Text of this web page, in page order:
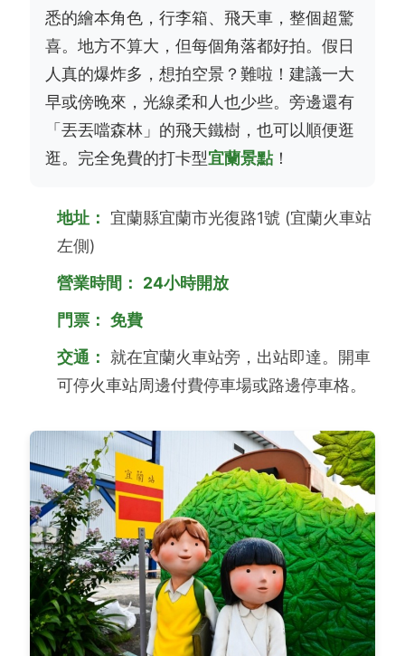
悉的繪本角色，行李箱、飛天車 ，整個超驚
喜。地方不算大，但每個角落都好拍。假日
人真的爆炸多，想拍空景？難啦！建議一大
早或傍晚來，光線柔和人也少些。旁邊還有
「丟丟噹森林」的飛天鐵樹，也可以順便逛
逛。完全免費的打卡型宜蘭景點 ！
地址：
宜蘭縣宜蘭市光復路1號 (宜蘭火車站
左側)
營業時間：
24小時開放
門票： 免費
交通：
就在宜蘭火車站旁，出站即達。開車
可停火車站周邊付費停車場或路邊停車格。